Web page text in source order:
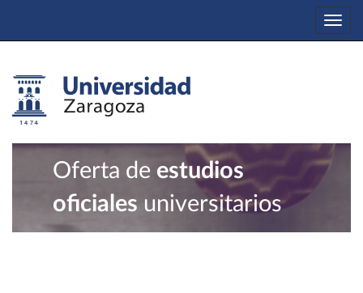
Oferta de estudios
oficiales universitarios